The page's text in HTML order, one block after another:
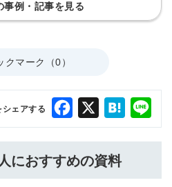
事例・記事を見る
クマーク（0）
シェアする Facebook Hatena
におすすめの資料